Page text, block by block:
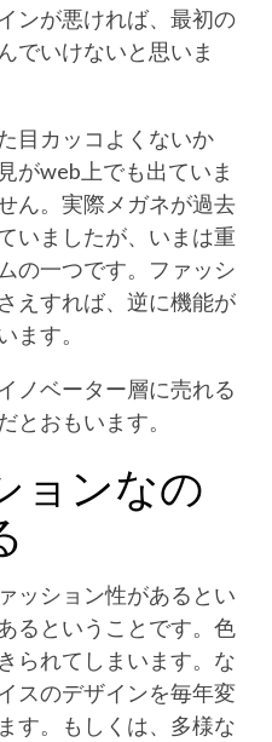
ンが悪ければ、最初の
でいけないと思いま
目カッコよくないか
がweb上でも出ていま
ん。実際メガネが過去
いましたが、いまは重
の一つです。ファッシ
えすれば、逆に機能が
ます。
ノベーター層に売れる
とおもいます。
ョンなの
ッション性があるとい
るということです。色
られてしまいます。な
スのデザインを毎年変
す。もしくは、多様な